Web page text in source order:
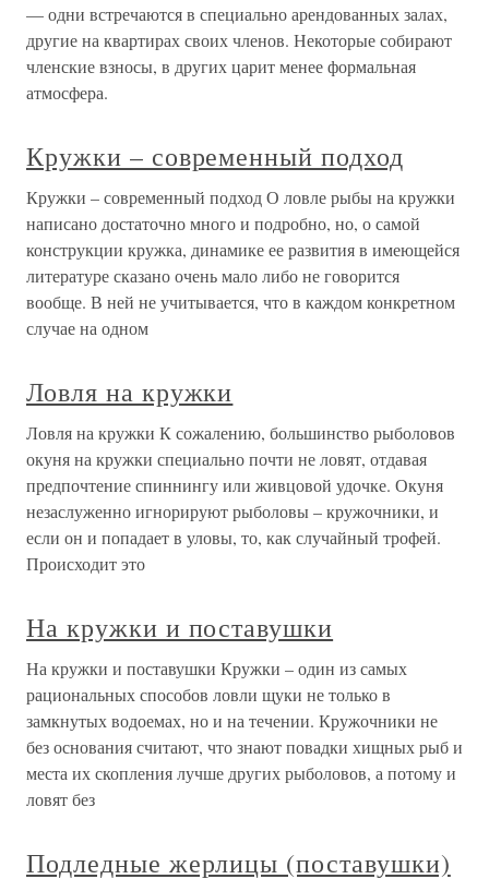
— одни встречаются в специально арендованных залах,
другие на квартирах своих членов. Некоторые собирают
членские взносы, в других царит менее формальная
атмосфера.
Кружки – современный подход
Кружки – современный подход О ловле рыбы на кружки
написано достаточно много и подробно, но, о самой
конструкции кружка, динамике ее развития в имеющейся
литературе сказано очень мало либо не говорится
вообще. В ней не учитывается, что в каждом конкретном
случае на одном
Ловля на кружки
Ловля на кружки К сожалению, большинство рыболовов
окуня на кружки специально почти не ловят, отдавая
предпочтение спиннингу или живцовой удочке. Окуня
незаслуженно игнорируют рыболовы – кружочники, и
если он и попадает в уловы, то, как случайный трофей.
Происходит это
На кружки и поставушки
На кружки и поставушки Кружки – один из самых
рациональных способов ловли щуки не только в
замкнутых водоемах, но и на течении. Кружочники не
без основания считают, что знают повадки хищных рыб и
места их скопления лучше других рыболовов, а потому и
ловят без
Подледные жерлицы (поставушки)